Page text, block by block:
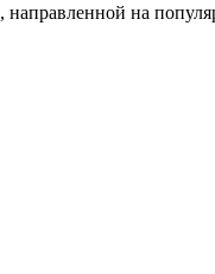
направленной на